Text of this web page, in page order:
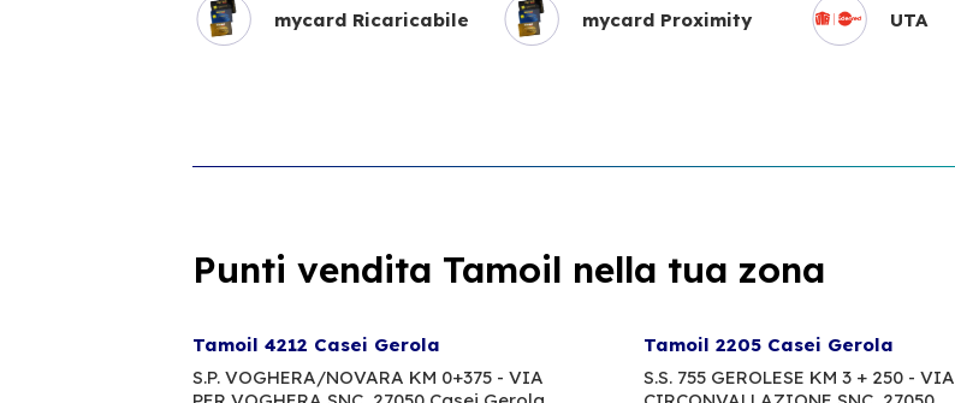
mycard Ricaricabile mycard Proximity UTA
Punti vendita Tamoil nella tua zona
Tamoil 4212 Casei Gerola
S.P. VOGHERA/NOVARA KM 0+375 - VIA
Tamoil 2205 Casei Gerola
S.S. 755 GEROLESE KM 3 + 250 - VIA